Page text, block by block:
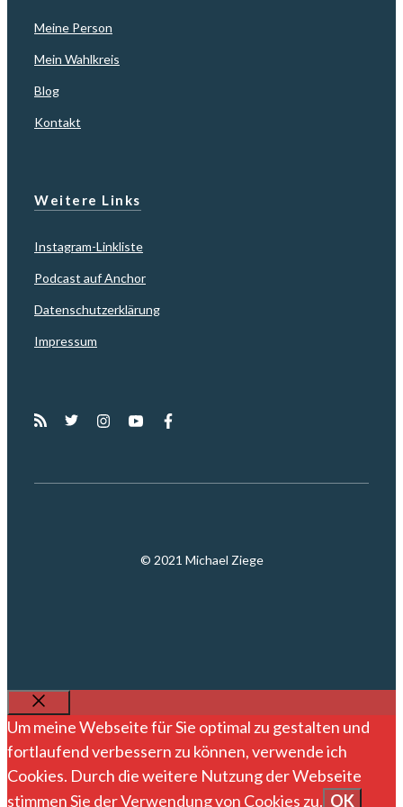
Meine Person
Mein Wahlkreis
Blog
Kontakt
Weitere Links
Instagram-Linkliste
Podcast auf Anchor
Datenschutzerklärung
Impressum
© 2021 Michael Ziege
SCHLIESSEN
Um meine Webseite für Sie optimal zu gestalten und
fortlaufend verbessern zu können, verwende ich
Cookies. Durch die weitere Nutzung der Webseite
stimmen Sie der Verwendung von Cookies zu. OK